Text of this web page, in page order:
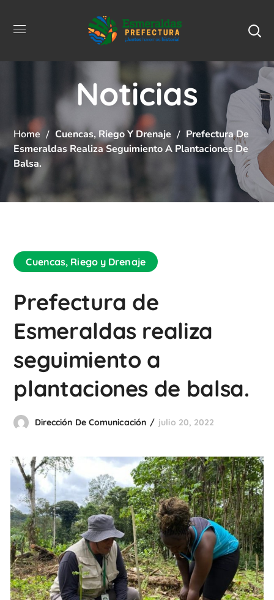
Noticias
Home Cuencas, Riego Y Drenaje
Prefectura De
Esmeraldas Realiza Seguimiento A Plantaciones De
Balsa.
Cuencas, Riego y Drenaje
Prefectura de
Esmeraldas realiza
seguimiento a
plantaciones de balsa.
Dirección De Comunicación julio 20, 2022